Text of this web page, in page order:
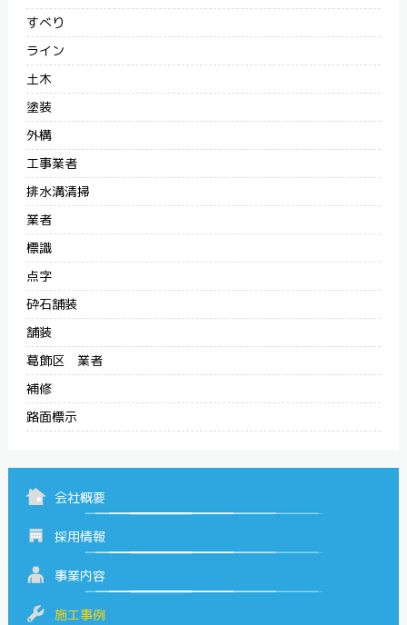
すべり
ライン
土木
塗装
外構
工事業者
排水溝清掃
業者
標識
点字
砕石舗装
舗装
葛飾区 業者
補修
路面標示
会社概要
採用情報
事業内容
施工事例